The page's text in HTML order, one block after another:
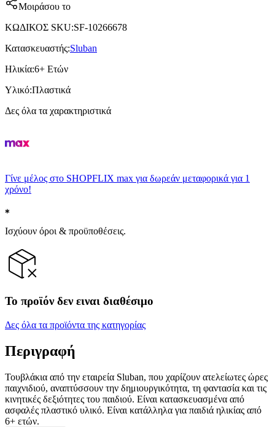
Μοιράσου το
ΚΩΔΙΚΟΣ SKU:SF-10266678
Κατασκευαστής:Sluban
Ηλικία:6+ Ετών
Υλικό:Πλαστικά
Δες όλα τα χαρακτηριστικά
Γίνε μέλος στο SHOPFLIX max για δωρεάν μεταφορικά για 1
χρόνο!
Ισχύουν όροι & προϋποθέσεις.
Το προϊόν δεν ειναι διαθέσιμο
Δες όλα τα προϊόντα της κατηγορίας
Περιγραφή
Τουβλάκια από την εταιρεία Sluban, που χαρίζουν ατελείωτες ώρες
παιχνιδιού, αναπτύσσουν την δημιουργικότητα, τη φαντασία και τις
κινητικές δεξιότητες του παιδιού. Είναι κατασκευασμένα από
ασφαλές πλαστικό υλικό. Είναι κατάλληλα για παιδιά ηλικίας από
6+ ετών.